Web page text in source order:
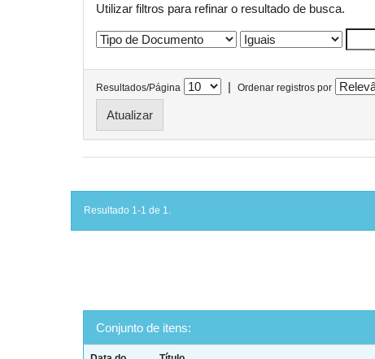
Utilizar filtros para refinar o resultado de busca.
Resultados/Página | Ordenar registros por
Resultado 1-1 de 1.
Conjunto de itens: